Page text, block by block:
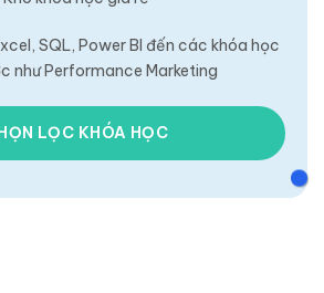
SQL, Power BI đến các khóa học
như Performance Marketing
LỌC KHÓA HỌC